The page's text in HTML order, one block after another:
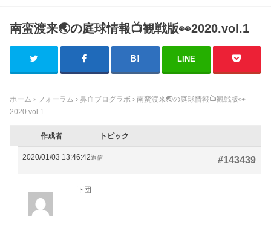
南蛮渡来🌏の庭球情報📺観戦版👀2020.vol.1
LINE
ホーム › フォーラム › 鼻血ブログラボ › 南蛮渡来🌏の庭球情報📺観戦版👀
2020.vol.1
作成者 トピック
2020/01/03 13:46:42 #143439
返信
下団